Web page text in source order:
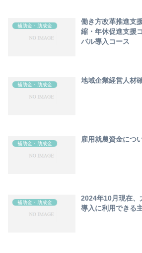
補助金・助成金
働き方改革推進支
縮・年休促進支援
バル導入コース
補助金・助成金
地域企業経営人材
補助金・助成金
雇用就農資金につ
補助金・助成金
2024年10月現在、
導入に利用できる